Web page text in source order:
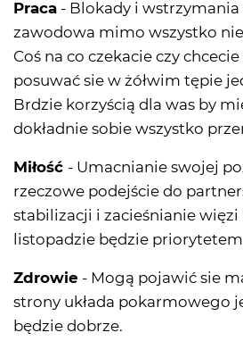
Praca - Blokady i
zawodowa mimo wszystko
Coś na co czekacie czy
posuwać sie w żółwim tępie
Brdzie korzyścią dla was by
dokładnie sobie wszystko
Miłość - Umacnianie swojej
rzeczowe podejście do
stabilizacji i zacieśnianie
listopadzie będzie
Zdrowie - Mogą pojawić sie
strony układa pokarmowego
będzie dobrze.